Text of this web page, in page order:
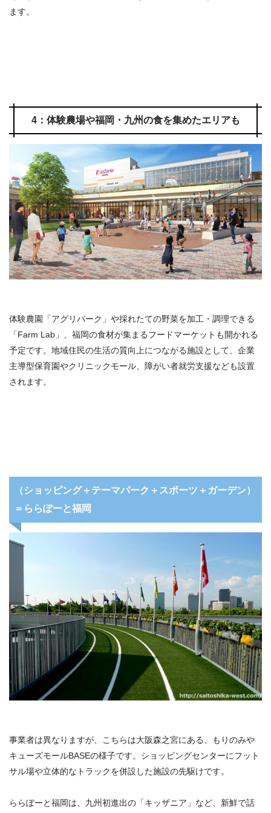
ます。
4：体験農場や福岡・九州の食を集めたエリアも
体験農園「アグリパーク」や採れたての野菜を加工・調理できる
「Farm Lab」、福岡の食材が集まるフードマーケットも開かれる
予定です。地域住民の生活の質向上につながる施設として、企業
主導型保育園やクリニックモール、障がい者就労支援なども設置
されます。
（ショッピング＋テーマパーク＋スポーツ＋ガーデン）
＝ららぽーと福岡
事業者は異なりますが、 こちらは大阪森之宮にある、もりのみや
キューズモールBASEの様子です。ショッピングセンターにフット
サル場や立体的なトラックを併設した施設の先駆けです。
ららぽーと福岡は、九州初進出の「キッザニア」など、新鮮で話